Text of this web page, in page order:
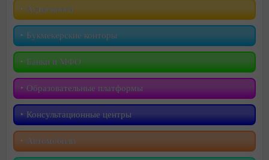
‣︎ Аудиокниги
‣︎ Букмекерские конторы
‣︎ Банки и МФО
‣︎ Образовательные платформы
‣︎ Консультационные центры
‣︎ Автомобили